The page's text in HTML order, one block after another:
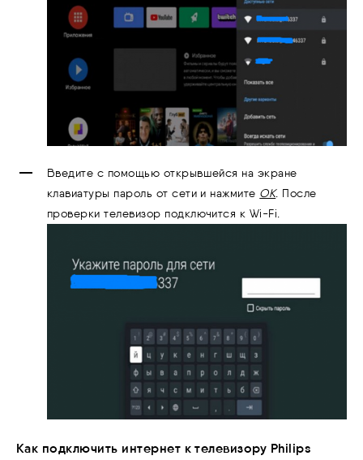
Введите с помощью открывшейся на экране
клавиатуры пароль от сети и нажмите ОК. После
проверки телевизор подключится к Wi-Fi.
Как подключить интернет к телевизору Philips